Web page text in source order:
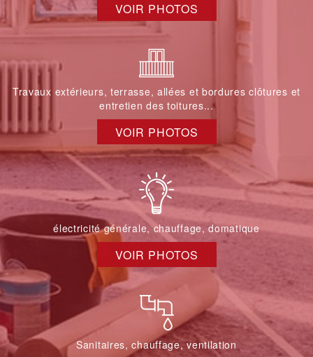
VOIR PHOTOS
Travaux extérieurs, terrasse, allées et bordures clôtures et
entretien des toitures...
VOIR PHOTOS
électricité générale, chauffage, domatique
VOIR PHOTOS
Sanitaires, chauffage, ventilation